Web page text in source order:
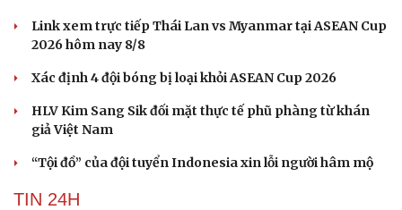
Link xem trực tiếp Thái Lan vs Myanmar tại ASEAN Cup
2026 hôm nay 8/8
Xác định 4 đội bóng bị loại khỏi ASEAN Cup 2026
HLV Kim Sang Sik đối mặt thực tế phũ phàng từ khán
giả Việt Nam
“Tội đồ” của đội tuyển Indonesia xin lỗi người hâm mộ
TIN 24H